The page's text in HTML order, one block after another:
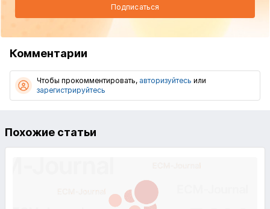
Подписаться
Комментарии
Чтобы прокомментировать, авторизуйтесь или
зарегистрируйтесь
Похожие статьи